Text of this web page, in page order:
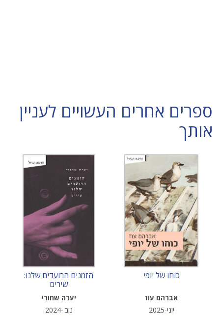
ספרים אחרים העשויים לעניין
אותך
כוחו של יופי
אברהם עוז
יוני-2025
הזמנים הרועדים שלנו:
שירים
יערה שחורי
נוב'-2024